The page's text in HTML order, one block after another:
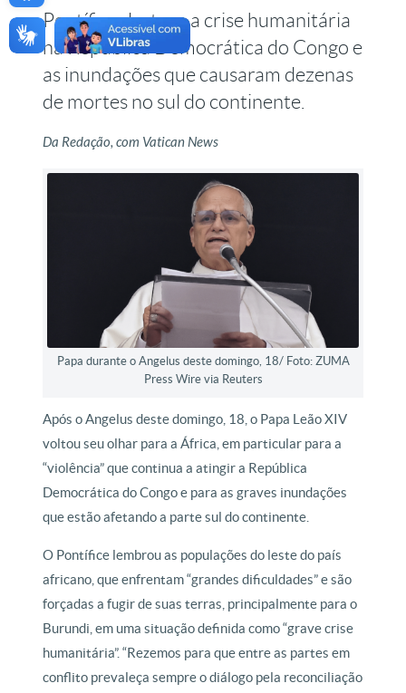
Pontífice destaca a crise humanitária
na República Democrática do Congo e
as inundações que causaram dezenas
de mortes no sul do continente.
Da Redação, com Vatican News
Papa durante o Angelus deste domingo, 18/ Foto: ZUMA
Press Wire via Reuters
Após o Angelus deste domingo, 18, o Papa Leão XIV
voltou seu olhar para a África, em particular para a
“violência” que continua a atingir a República
Democrática do Congo e para as graves inundações
que estão afetando a parte sul do continente.
O Pontífice lembrou as populações do leste do país
africano, que enfrentam “grandes dificuldades” e são
forçadas a fugir de suas terras, principalmente para o
Burundi, em uma situação definida como “grave crise
humanitária”. “Rezemos para que entre as partes em
conflito prevaleça sempre o diálogo pela reconciliação